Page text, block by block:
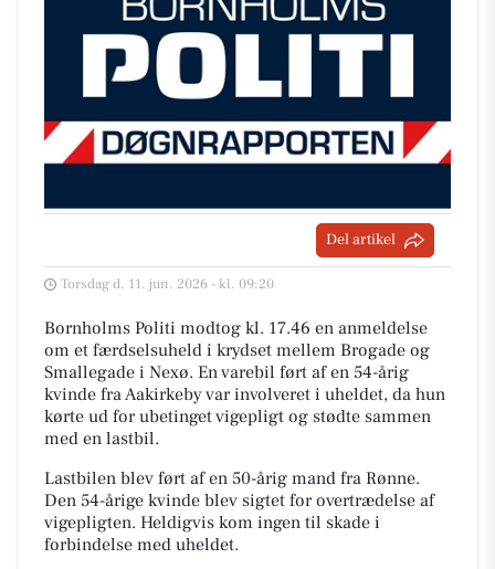
Del artikel
Torsdag d. 11. jun. 2026 - kl. 09:20
Bornholms Politi modtog kl. 17.46 en anmeldelse
om et færdselsuheld i krydset mellem Brogade og
Smallegade i Nexø. En varebil ført af en 54-årig
kvinde fra Aakirkeby var involveret i uheldet, da hun
kørte ud for ubetinget vigepligt og stødte sammen
med en lastbil.
Lastbilen blev ført af en 50-årig mand fra Rønne.
Den 54-årige kvinde blev sigtet for overtrædelse af
vigepligten. Heldigvis kom ingen til skade i
forbindelse med uheldet.